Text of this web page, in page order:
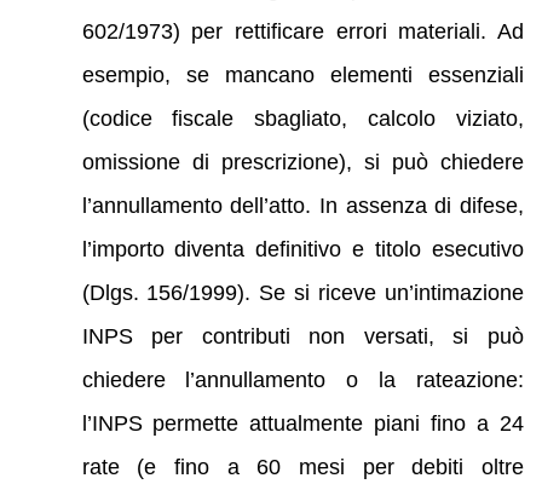
602/1973) per rettificare errori materiali. Ad
esempio, se mancano elementi essenziali
(codice fiscale sbagliato, calcolo viziato,
omissione di prescrizione), si può chiedere
l’annullamento dell’atto. In assenza di difese,
l’importo diventa definitivo e titolo esecutivo
(Dlgs. 156/1999). Se si riceve un’intimazione
INPS per contributi non versati, si può
chiedere l’annullamento o la rateazione:
l’INPS permette attualmente piani fino a 24
rate (e fino a 60 mesi per debiti oltre